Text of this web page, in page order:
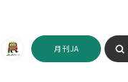
月刊JA